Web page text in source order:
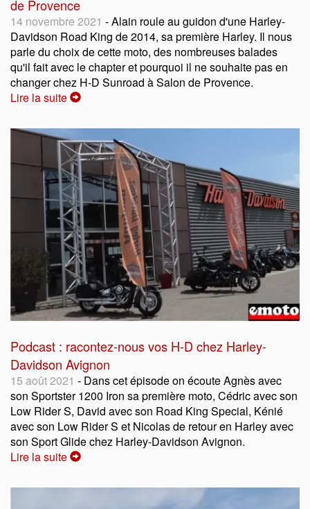
de Provence
14 novembre 2021 - Alain roule au guidon d'une Harley-
Davidson Road King de 2014, sa première Harley. Il nous
parle du choix de cette moto, des nombreuses balades
qu'il fait avec le chapter et pourquoi il ne souhaite pas en
changer chez H-D Sunroad à Salon de Provence.
Lire la suite
Podcast : racontez-nous vos H-D chez Harley-
Davidson Avignon
15 août 2021 - Dans cet épisode on écoute Agnès avec
son Sportster 1200 Iron sa première moto, Cédric avec son
Low Rider S, David avec son Road King Special, Kénié
avec son Low Rider S et Nicolas de retour en Harley avec
son Sport Glide chez Harley-Davidson Avignon.
Lire la suite